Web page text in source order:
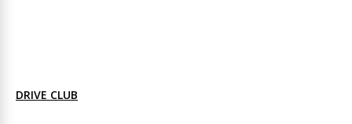
DRIVE CLUB